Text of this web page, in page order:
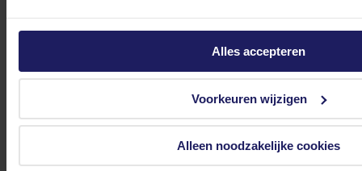
Alles accepteren
Voorkeuren wijzigen
Alleen noodzakelijke cookies
combineren met mijn studie, wat destijds enorm
waardevol was. Hierdoor kon ik zowel werkervaring
opdoen als me volledig focussen op mijn opleiding.